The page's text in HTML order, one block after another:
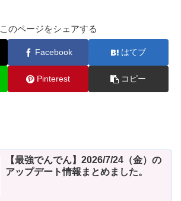
このページをシェアする
Facebook はてブ
Pinterest コピー
【最強でんでん】2026/7/24（金）の
アップデート情報まとめました。